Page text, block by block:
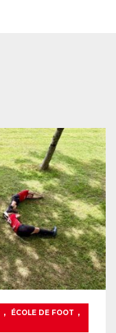
, ÉCOLE DE FOOT ,